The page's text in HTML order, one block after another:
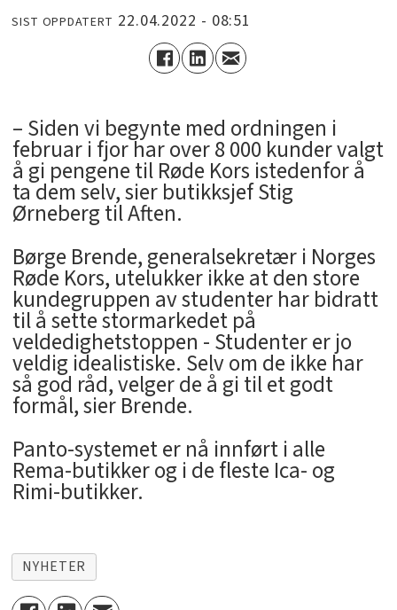
SIST OPPDATERT 22.04.2022 - 08:51
– Siden vi begynte med ordningen i
februar i fjor har over 8 000 kunder valgt
å gi pengene til Røde Kors istedenfor å
ta dem selv, sier butikksjef Stig
Ørneberg til Aften.
Børge Brende, generalsekretær i Norges
Røde Kors, utelukker ikke at den store
kundegruppen av studenter har bidratt
til å sette stormarkedet på
veldedighetstoppen - Studenter er jo
veldig idealistiske. Selv om de ikke har
så god råd, velger de å gi til et godt
formål, sier Brende.
Panto-systemet er nå innført i alle
Rema-butikker og i de fleste Ica- og
Rimi-butikker.
NYHETER